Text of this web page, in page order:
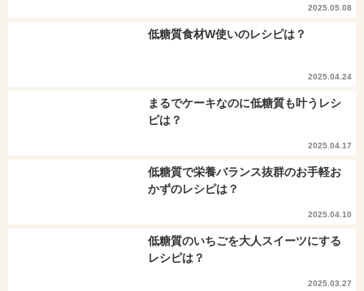
2025.05.08
低糖質食材W使いのレシピは？
2025.04.24
まるでケーキなのに低糖質も叶うレシ
ピは？
2025.04.17
低糖質で栄養バランス抜群のお手軽お
かずのレシピは？
2025.04.10
低糖質のいちごを大人スイーツにする
レシピは？
2025.03.27